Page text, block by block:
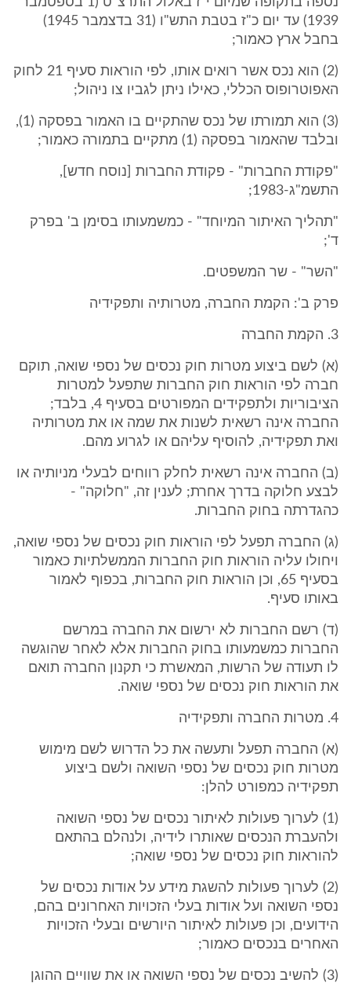
1939) עד יום כ"ז בטבת התש"ו (31 בדצמבר 1945)
בחבל ארץ כאמור;
(2) הוא נכס אשר רואים אותו, לפי הוראות סעיף 21 לחוק
האפוטרופוס הכללי, כאילו ניתן לגביו צו ניהול;
(3) הוא תמורתו של נכס שהתקיים בו האמור בפסקה (1),
ובלבד שהאמור בפסקה (1) מתקיים בתמורה כאמור;
"פקודת החברות" - פקודת החברות [נוסח חדש],
התשמ"ג-1983;
"תהליך האיתור המיוחד" - כמשמעותו בסימן ב' בפרק
ד';
"השר" - שר המשפטים.
פרק ב': הקמת החברה, מטרותיה ותפקידיה
3. הקמת החברה
(א) לשם ביצוע מטרות חוק נכסים של נספי שואה, תוקם
חברה לפי הוראות חוק החברות שתפעל למטרות
הציבוריות ולתפקידים המפורטים בסעיף 4, בלבד;
החברה אינה רשאית לשנות את שמה או את מטרותיה
ואת תפקידיה, להוסיף עליהם או לגרוע מהם.
(ב) החברה אינה רשאית לחלק רווחים לבעלי מניותיה או
לבצע חלוקה בדרך אחרת; לענין זה, "חלוקה" -
כהגדרתה בחוק החברות.
(ג) החברה תפעל לפי הוראות חוק נכסים של נספי שואה,
ויחולו עליה הוראות חוק החברות הממשלתיות כאמור
בסעיף 65, וכן הוראות חוק החברות, בכפוף לאמור
באותו סעיף.
(ד) רשם החברות לא ירשום את החברה במרשם
החברות כמשמעותו בחוק החברות אלא לאחר שהוגשה
לו תעודה של הרשות, המאשרת כי תקנון החברה תואם
את הוראות חוק נכסים של נספי שואה.
4. מטרות החברה ותפקידיה
(א) החברה תפעל ותעשה את כל הדרוש לשם מימוש
מטרות חוק נכסים של נספי השואה ולשם ביצוע
תפקידיה כמפורט להלן:
(1) לערוך פעולות לאיתור נכסים של נספי השואה
ולהעברת הנכסים שאותרו לידיה, ולנהלם בהתאם
להוראות חוק נכסים של נספי שואה;
(2) לערוך פעולות להשגת מידע על אודות נכסים של
נספי השואה ועל אודות בעלי הזכויות האחרונים בהם,
הידועים, וכן פעולות לאיתור היורשים ובעלי הזכויות
האחרים בנכסים כאמור;
(3) להשיב נכסים של נספי השואה או את שוויים ההוגן